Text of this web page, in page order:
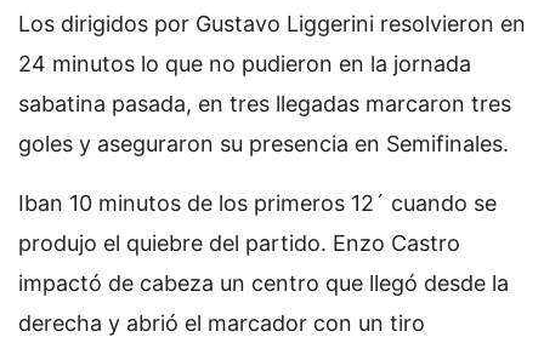
Los dirigidos por Gustavo Liggerini resolvieron en
24 minutos lo que no pudieron en la jornada
sabatina pasada, en tres llegadas marcaron tres
goles y aseguraron su presencia en Semifinales.
Iban 10 minutos de los primeros 12´ cuando se
produjo el quiebre del partido. Enzo Castro
impactó de cabeza un centro que llegó desde la
derecha y abrió el marcador con un tiro